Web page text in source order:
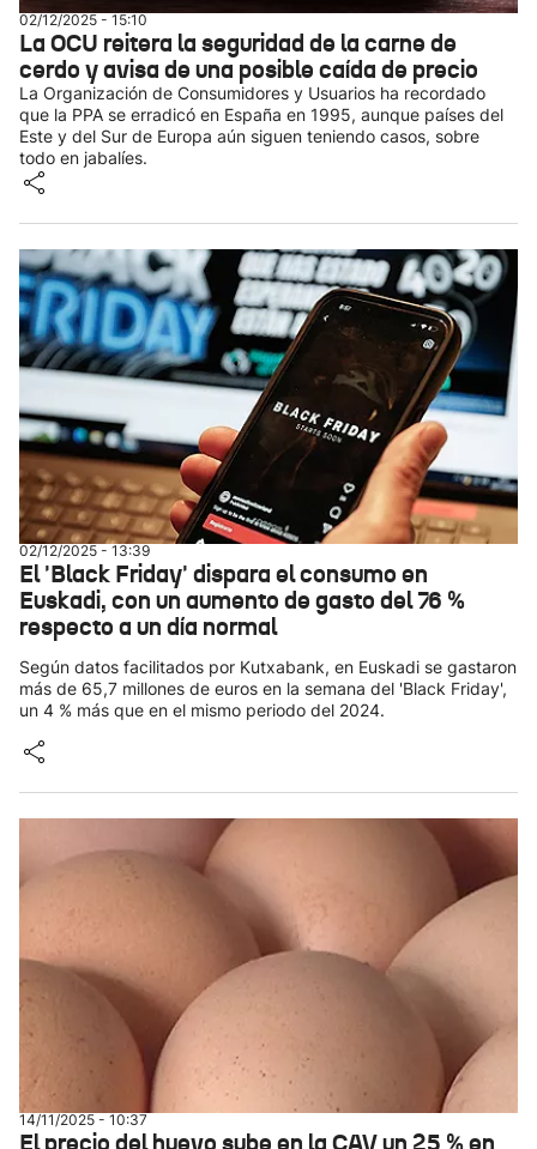
02/12/2025 - 15:10
La OCU reitera la seguridad de la carne de
cerdo y avisa de una posible caída de precio
La Organización de Consumidores y Usuarios ha recordado
que la PPA se erradicó en España en 1995, aunque países del
Este y del Sur de Europa aún siguen teniendo casos, sobre
todo en jabalíes.
02/12/2025 - 13:39
El 'Black Friday' dispara el consumo en
Euskadi, con un aumento de gasto del 76 %
respecto a un día normal
Según datos facilitados por Kutxabank, en Euskadi se gastaron
más de 65,7 millones de euros en la semana del 'Black Friday',
un 4 % más que en el mismo periodo del 2024.
14/11/2025 - 10:37